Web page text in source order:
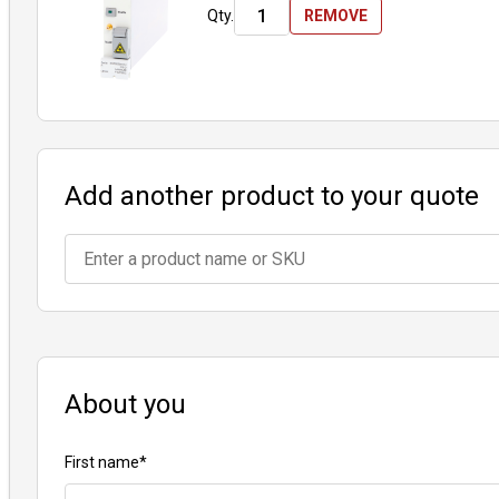
Socios
Qty. REMOVE
Add another product to your quote
About you
*
First name